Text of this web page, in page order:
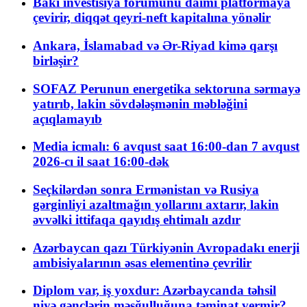
çevirir, diqqət qeyri-neft kapitalına yönəlir
Ankara, İslamabad və Ər-Riyad kimə qarşı
birləşir?
SOFAZ Perunun energetika sektoruna sərmayə
yatırıb, lakin sövdələşmənin məbləğini
açıqlamayıb
Media icmalı: 6 avqust saat 16:00-dan 7 avqust
2026-cı il saat 16:00-dək
Seçkilərdən sonra Ermənistan və Rusiya
gərginliyi azaltmağın yollarını axtarır, lakin
əvvəlki ittifaqa qayıdış ehtimalı azdır
Azərbaycan qazı Türkiyənin Avropadakı enerji
ambisiyalarının əsas elementinə çevrilir
Diplom var, iş yoxdur: Azərbaycanda təhsil